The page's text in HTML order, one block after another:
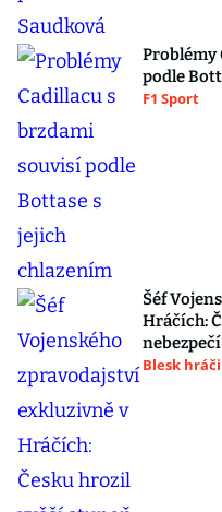
Problémy
podle
F1 Sport
Šéf
Hráčích:
Blesk hráči